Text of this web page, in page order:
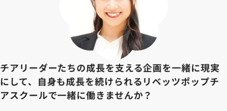
チアリーダーたちの成長を支える企画を一緒に現実
にして、自身も成長を続けられるリベッツポップチ
アスクールで一緒に働きませんか？